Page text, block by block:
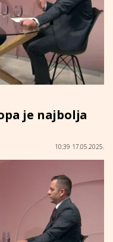
je najbolja
10:39 17.05.2025.